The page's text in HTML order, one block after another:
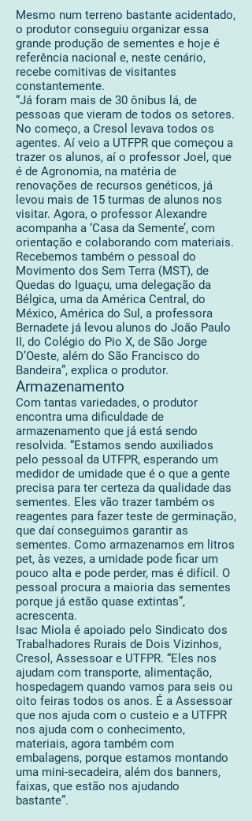
Mesmo num terreno bastante acidentado,
o produtor conseguiu organizar essa
grande produção de sementes e hoje é
referência nacional e, neste cenário,
recebe comitivas de visitantes
constantemente.
“Já foram mais de 30 ônibus lá, de
pessoas que vieram de todos os setores.
No começo, a Cresol levava todos os
agentes. Aí veio a UTFPR que começou a
trazer os alunos, aí o professor Joel, que
é de Agronomia, na matéria de
renovações de recursos genéticos, já
levou mais de 15 turmas de alunos nos
visitar. Agora, o professor Alexandre
acompanha a ‘Casa da Semente’, com
orientação e colaborando com materiais.
Recebemos também o pessoal do
Movimento dos Sem Terra (MST), de
Quedas do Iguaçu, uma delegação da
Bélgica, uma da América Central, do
México, América do Sul, a professora
Bernadete já levou alunos do João Paulo
II, do Colégio do Pio X, de São Jorge
D’Oeste, além do São Francisco do
Bandeira”, explica o produtor.
Armazenamento
Com tantas variedades, o produtor
encontra uma dificuldade de
armazenamento que já está sendo
resolvida. “Estamos sendo auxiliados
pelo pessoal da UTFPR, esperando um
medidor de umidade que é o que a gente
precisa para ter certeza da qualidade das
sementes. Eles vão trazer também os
reagentes para fazer teste de germinação,
que daí conseguimos garantir as
sementes. Como armazenamos em litros
pet, às vezes, a umidade pode ficar um
pouco alta e pode perder, mas é difícil. O
pessoal procura a maioria das sementes
porque já estão quase extintas”,
acrescenta.
Isac Miola é apoiado pelo Sindicato dos
Trabalhadores Rurais de Dois Vizinhos,
Cresol, Assessoar e UTFPR. “Eles nos
ajudam com transporte, alimentação,
hospedagem quando vamos para seis ou
oito feiras todos os anos. É a Assessoar
que nos ajuda com o custeio e a UTFPR
nos ajuda com o conhecimento,
materiais, agora também com
embalagens, porque estamos montando
uma mini-secadeira, além dos banners,
faixas, que estão nos ajudando
bastante”.